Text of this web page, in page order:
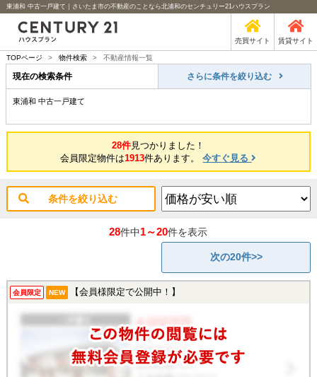
東浦和 中古一戸建て｜さいたま市の不動産のことなら北浦和のセンチュリー21ハウスプラン
売買サイト 賃貸サイト
TOPページ > 物件検索 > 不動産情報一覧
現在の検索条件 さらに条件を絞り込む
東浦和 中古一戸建て
28件見つかりました！
会員限定物件は1913件あります。今すぐ見る
条件を絞り込む
28件中1～20件を表示
次の20件>>
会員限定 NEW 【会員様限定で公開中！】